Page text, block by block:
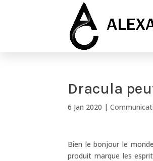
Dracula
6 Jan 2020 |
Bien le bonjour le
produit marque les